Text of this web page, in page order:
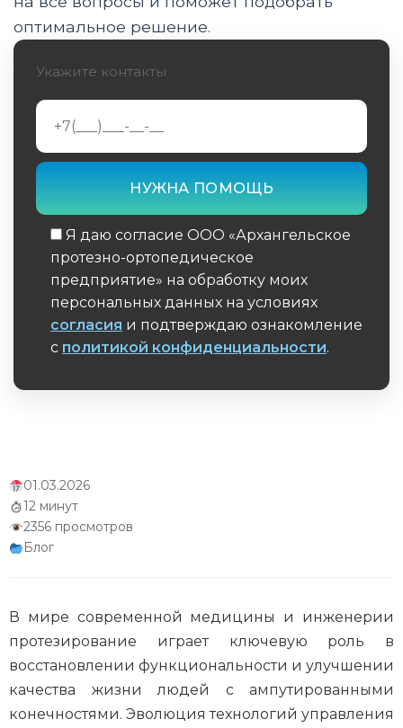
Заключение
оптимальное решение.
Укажите контакты
Я даю согласие ООО «Архангельское
протезно-ортопедическое
предприятие» на обработку моих
персональных данных на условиях
согласия и подтверждаю ознакомление
с политикой конфиденциальности.
01.03.2026
12 минут
2356 просмотров
Блог
В мире современной медицины и инженерии
протезирование играет ключевую роль в
восстановлении функциональности и улучшении
качества жизни людей с ампутированными
конечностями. Эволюция технологий управления